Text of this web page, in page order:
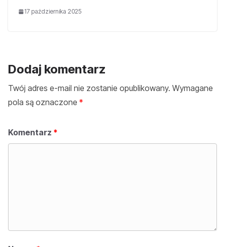
17 października 2025
Dodaj komentarz
Twój adres e-mail nie zostanie opublikowany. Wymagane
pola są oznaczone *
Komentarz *